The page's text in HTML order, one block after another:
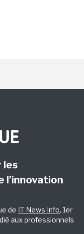
les
l’innovation
de IT News Info, 1er
aux professionnels